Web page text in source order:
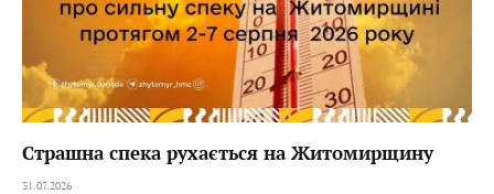
Страшна спека рухається на Житомирщину
31.07.2026